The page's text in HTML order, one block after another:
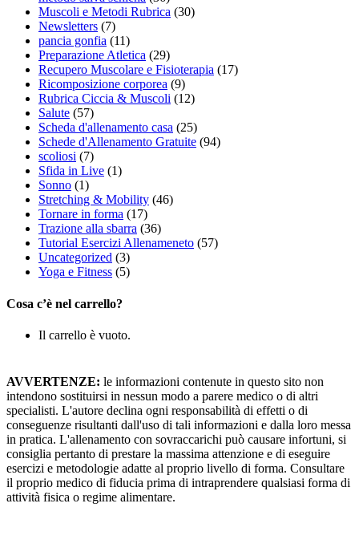
Muscoli e Metodi Rubrica (30)
Newsletters (7)
pancia gonfia (11)
Preparazione Atletica (29)
Recupero Muscolare e Fisioterapia (17)
Ricomposizione corporea (9)
Rubrica Ciccia & Muscoli (12)
Salute (57)
Scheda d'allenamento casa (25)
Schede d'Allenamento Gratuite (94)
scoliosi (7)
Sfida in Live (1)
Sonno (1)
Stretching & Mobility (46)
Tornare in forma (17)
Trazione alla sbarra (36)
Tutorial Esercizi Allenameneto (57)
Uncategorized (3)
Yoga e Fitness (5)
Cosa c’è nel carrello?
Il carrello è vuoto.
AVVERTENZE: le informazioni contenute in questo sito non
intendono sostituirsi in nessun modo a parere medico o di altri
specialisti. L'autore declina ogni responsabilità di effetti o di
conseguenze risultanti dall'uso di tali informazioni e dalla loro messa
in pratica. L'allenamento con sovraccarichi può causare infortuni, si
consiglia pertanto di prestare la massima attenzione e di eseguire
esercizi e metodologie adatte al proprio livello di forma. Consultare
il proprio medico di fiducia prima di intraprendere qualsiasi forma di
attività fisica o regime alimentare.